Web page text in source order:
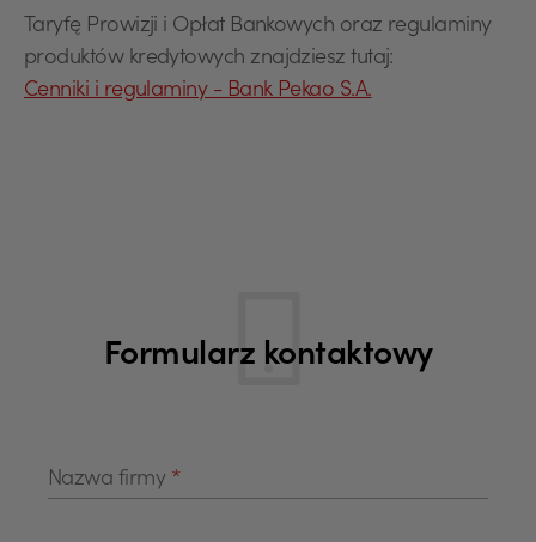
Taryfę Prowizji i Opłat Bankowych oraz regulaminy
produktów kredytowych znajdziesz tutaj:
Cenniki i regulaminy - Bank Pekao S.A.
Formularz kontaktowy
Nazwa firmy *